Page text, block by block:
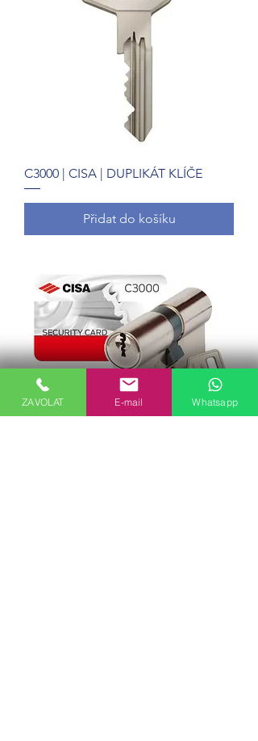
C3000 | CISA | DUPLIKÁT KLÍČE
Přidat do košíku
ZAVOLAT E-mail Whatsapp